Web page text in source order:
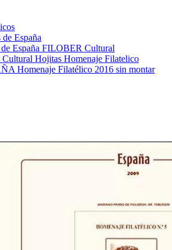
España
España FILOBER Cultural
Hojitas Homenaje Filatelico
Homenaje Filatélico 2016 sin montar